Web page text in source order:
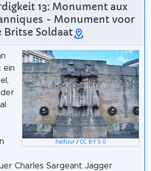
13: Monument aux
- Monument voor
Britse Soldaat
halfuur/ CC BY 3.0
ein
der
Charles Sargeant Jagger